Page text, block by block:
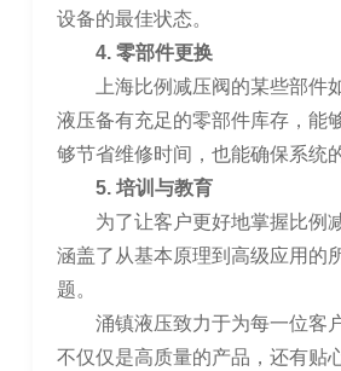
设备的最佳状态。
4. 零部件更换
上海比例减压阀的某些部
液压备有充足的零部件库存，能
够节省维修时间，也能确保系统
5. 培训与教育
为了让客户更好地掌握比例
涵盖了从基本原理到高级应用的
题。
涌镇液压致力于为每一位客
不仅仅是高质量的产品，还有贴